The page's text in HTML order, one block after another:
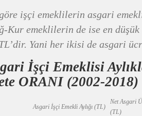
işçi emeklilerin asgari
Kur emeklilerin de ise en
Yani her ikisi de asgari
İşçi Emeklisi
ORANI (2002-2018)
Asgari İşçi Emekli Aylığı (TL)
Net Asgari
(TL)